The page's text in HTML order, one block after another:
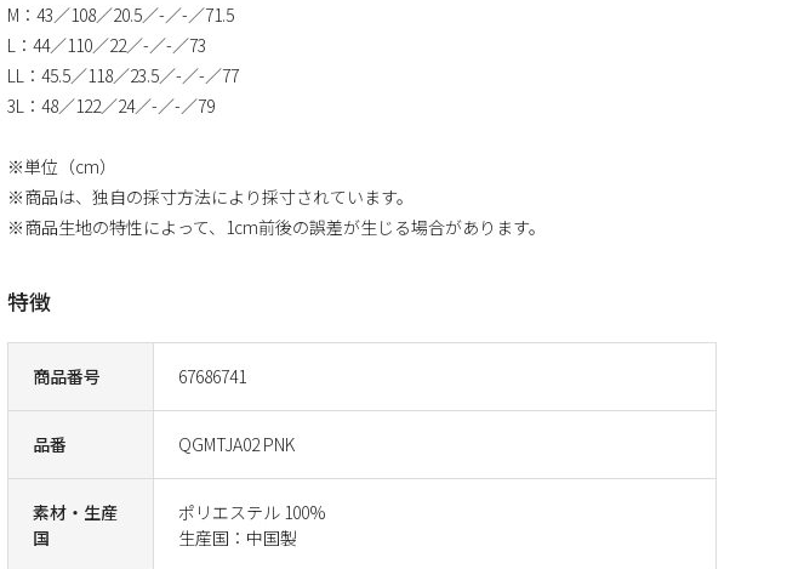
商品番号 67686741
品番 QGMTJA02 PNK
素材・生産
国
ポリエステル 100%
生産国：中国製
M：43／108／20.5／-／-／71.5
L：44／110／22／-／-／73
LL：45.5／118／23.5／-／-／77
3L：48／122／24／-／-／79
※単位（cm）
※商品は、独自の採寸方法により採寸されています。
※商品生地の特性によって、1cm前後の誤差が生じる場合があります。
特徴